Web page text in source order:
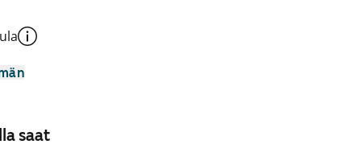
saat